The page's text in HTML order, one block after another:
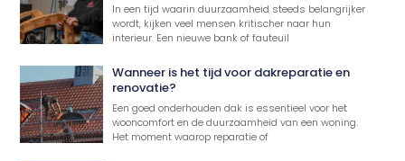
In een tijd waarin duurzaamheid steeds belangrijker
wordt, kijken veel mensen kritischer naar hun
interieur. Een nieuwe bank of fauteuil
Wanneer is het tijd voor dakreparatie en
renovatie?
Een goed onderhouden dak is essentieel voor het
wooncomfort en de duurzaamheid van een woning.
Het moment waarop reparatie of